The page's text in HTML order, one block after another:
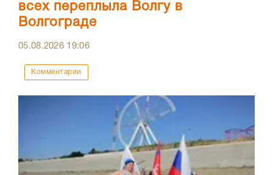
всех переплыла Волгу в
Волгограде
05.08.2026 19:06
Комментарии